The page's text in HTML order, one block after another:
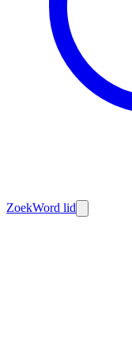
ZoekWord lid